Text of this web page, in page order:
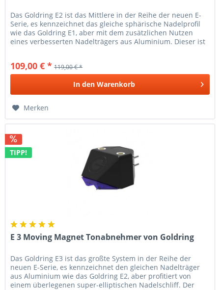
Das Goldring E2 ist das Mittlere in der Reihe der neuen E-
Serie, es kennzeichnet das gleiche sphärische Nadelprofil
wie das Goldring E1, aber mit dem zusätzlichen Nutzen
eines verbesserten Nadelträgers aus Aluminium. Dieser ist
109,00 € * 119,00 € *
In den Warenkorb
Merken
TIPP!
E 3 Moving Magnet Tonabnehmer von Goldring
Das Goldring E3 ist das großte System in der Reihe der
neuen E-Serie, es kennzeichnet den gleichen Nadelträger
aus Aluminium wie das Goldring E2, aber profitiert von
einem überlegenen super-elliptischen Nadelschliff. Der